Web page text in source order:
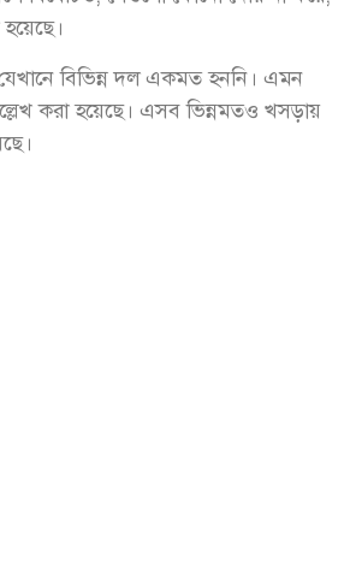
বিভিন্ন দল একমত হননি। এমন
করা হয়েছে। এসব ভিন্নমতও খসড়ায়